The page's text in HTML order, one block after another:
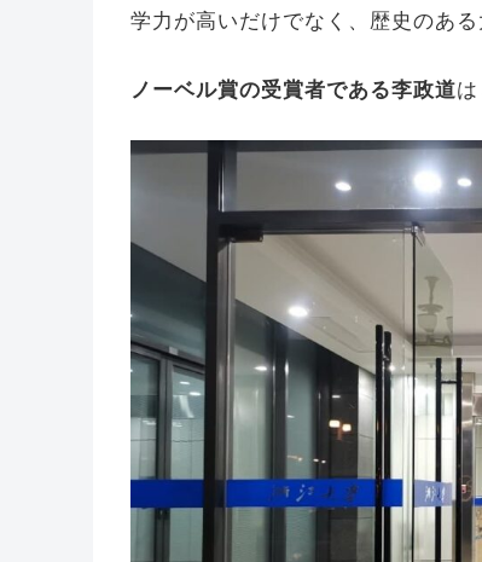
学力が高いだけでなく、歴史のある
ノーベル賞の受賞者である李政道